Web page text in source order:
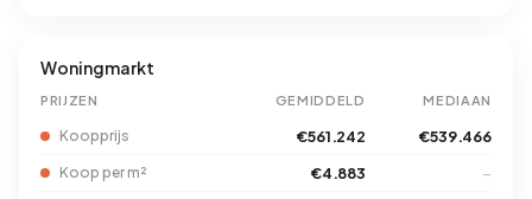
Woningmarkt
PRIJZEN GEMIDDELD MEDIAAN
Koopprijs €561.242 €539.466
Koop per m² €4.883 –